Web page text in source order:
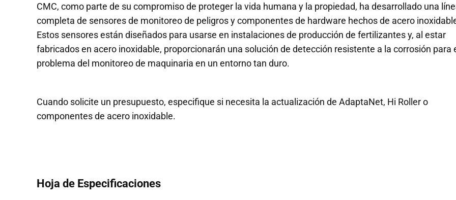
CMC, como parte de su compromiso de proteger la vida humana y la propiedad, ha desarrollado una
completa de sensores de monitoreo de peligros y componentes de hardware hechos de acero
Estos sensores están diseñados para usarse en instalaciones de producción de fertilizantes y, al estar
fabricados en acero inoxidable, proporcionarán una solución de detección resistente a la corrosión para
problema del monitoreo de maquinaria en un entorno tan duro.
Cuando solicite un presupuesto, especifique si necesita la actualización de AdaptaNet, Hi Roller o
componentes de acero inoxidable.
Hoja de Especificaciones